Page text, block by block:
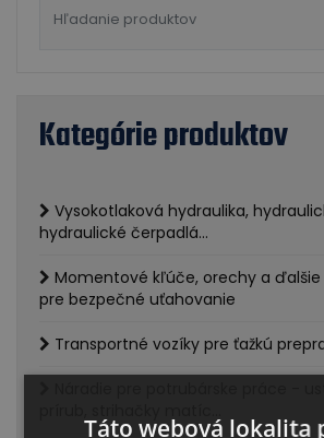
Kategórie produktov
Vysokotlaková hydraulika,
hydraulické čerpadlá...
Momentové kľúče, orechy a ďalšie
pre bezpečné uťahovanie
Transportné vozíky pre ťažkú
Náradie pre potrubárske práce -
Táto webová lokalita